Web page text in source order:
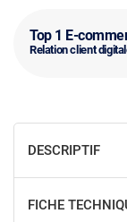
Top 1 E-
Relation client
DESCRIPTIF
FICHE